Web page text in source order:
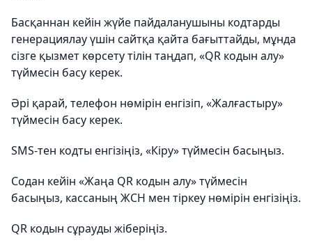
Басқаннан кейін жүйе пайдаланушыны кодтарды
генерациялау үшін сайтқа қайта бағыттайды, мұнда
сізге қызмет көрсету тілін таңдап, «QR кодын алу»
түймесін басу керек.
Әрі қарай, телефон нөмірін енгізіп, «Жалғастыру»
түймесін басу керек.
SMS-тен кодты енгізіңіз, «Кіру» түймесін басыңыз.
Содан кейін «Жаңа QR кодын алу» түймесін
басыңыз, кассаның ЖСН мен тіркеу нөмірін енгізіңіз.
QR кодын сұрауды жіберіңіз.